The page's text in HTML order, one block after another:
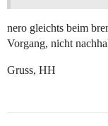
nero gleichts beim
Vorgang, nicht
Gruss, HH